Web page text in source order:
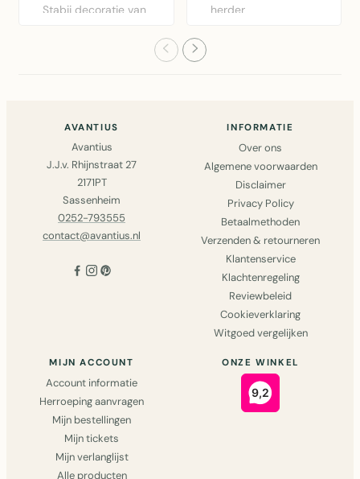
Stabij decoratie van
herder
AVANTIUS
Avantius
J.J.v. Rhijnstraat 27
2171PT
Sassenheim
0252-793555
contact@avantius.nl
INFORMATIE
Over ons
Algemene voorwaarden
Disclaimer
Privacy Policy
Betaalmethoden
Verzenden & retourneren
Klantenservice
Klachtenregeling
Reviewbeleid
Cookieverklaring
Witgoed vergelijken
MIJN ACCOUNT
Account informatie
Herroeping aanvragen
Mijn bestellingen
Mijn tickets
Mijn verlanglijst
Alle producten
ONZE WINKEL